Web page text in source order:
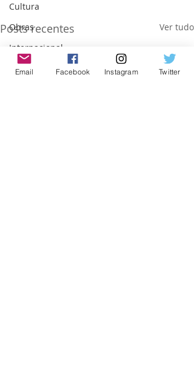
Cultura
Obras
Internacional
São Paulo
Posts recentes Ver tudo
Email Facebook Instagram Twitter